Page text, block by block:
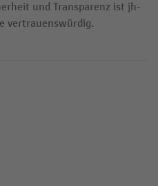
und Transparenz ist jh-
vertrauenswürdig.